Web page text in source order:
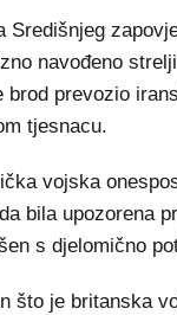
Središnjeg
navođeno
prevozio
tjesnacu.
vojska
bila upozorena
s djelomično
što je britanska